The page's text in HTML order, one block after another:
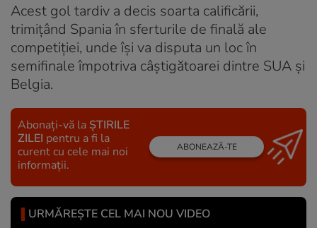
Acest gol tardiv a decis soarta calificării,
trimițând Spania în sferturile de finală ale
competiției, unde își va disputa un loc în
semifinale împotriva câștigătoarei dintre SUA și
Belgia.
Abonați-vă la ȘTIRILE
ZILEI pentru a fi la
curent cu cele mai noi
informații.
ABONEAZĂ-TE
URMĂREȘTE CEL MAI NOU VIDEO